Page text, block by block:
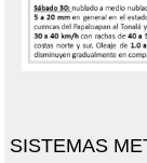
SISTEMAS